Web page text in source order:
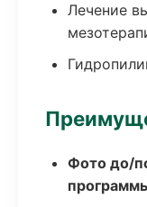
Лечение
Фото до/